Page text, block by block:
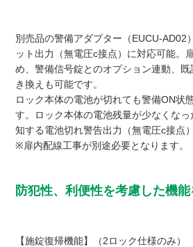
別売品の警備アダプター（EUCU-AD02
ット出力（無電圧c接点）に対応可能。
め、警備信号錠とのオプション連動、
き換えも可能です。
ロック本体の電池が切れても警備ON状
す。ロック本体の電池残量が少なくな
知する電池切れ警告出力（無電圧c接点
※扉内配線工事が別途必要となります。
防犯性、利便性を考慮した機
【施錠復帰機能】（2ロック仕様のみ）